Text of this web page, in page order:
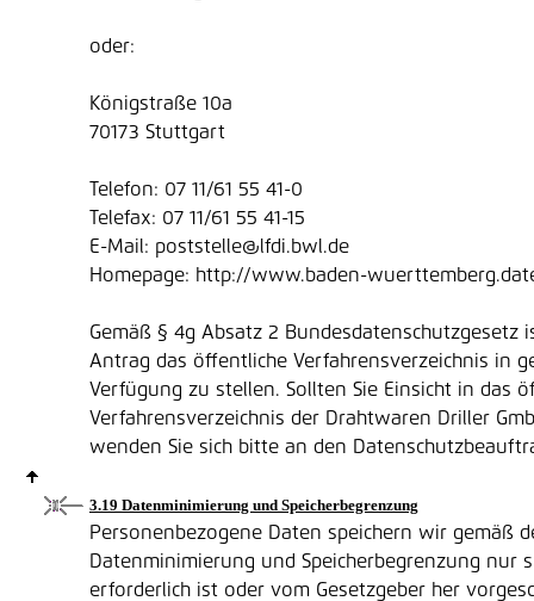
oder:
Königstraße 10a
70173 Stuttgart
Telefon: 07 11/61 55 41-0
Telefax: 07 11/61 55 41-15
E-Mail: poststelle@lfdi.bwl.de
Homepage: http://www.baden-
Gemäß § 4g Absatz 2 Bundesdatenschutzgesetz
Antrag das öffentliche Verfahrensverzeichnis in
Verfügung zu stellen. Sollten Sie Einsicht in das
Verfahrensverzeichnis der Drahtwaren Driller
wenden Sie sich bitte an den
3.19 Datenminimierung und Speicherbegrenzung
Personenbezogene Daten speichern wir gemäß
Datenminimierung und Speicherbegrenzung nur
erforderlich ist oder vom Gesetzgeber her